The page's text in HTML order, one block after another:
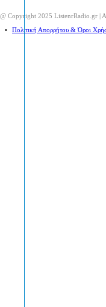
@ Copyright 2025 ListenrRadio.gr |
⠀•⠀ Πολιτική Απορρήτου & Όροι